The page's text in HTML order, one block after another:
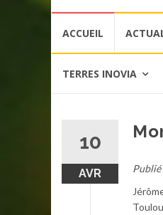
contenu
ACCUEIL
TERRES INOVIA
10
AVR